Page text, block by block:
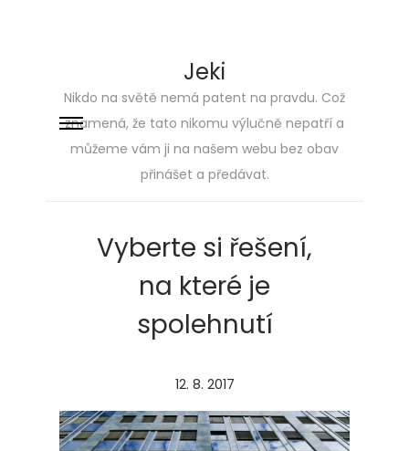
navigation
content
Jeki
Nikdo na světě nemá patent na pravdu. Což
znamená, že tato nikomu výlučně nepatří a
můžeme vám ji na našem webu bez obav
přinášet a předávat.
Vyberte si řešení,
na které je
spolehnutí
P
o
s
12. 8. 2017
.
5